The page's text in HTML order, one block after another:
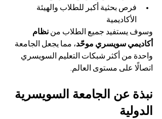
فرص بحثية أكبر للطلاب والهيئة
الأكاديمية
وسوف يستفيد جميع الطلاب من نظام
أكاديمي سويسري موحّد، مما يجعل الجامعة
واحدة من أكثر شبكات التعليم السويسري
اتصالًا على مستوى العالم.
نبذة عن الجامعة السويسرية
الدولية